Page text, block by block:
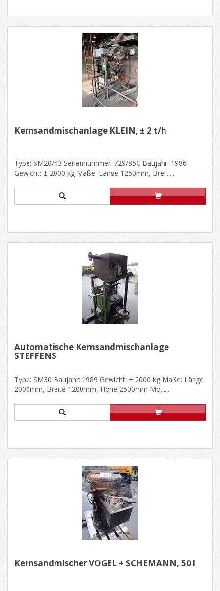
Kernsandmischanlage KLEIN, ± 2 t/h
Type: SM20/43 Seriennummer: 729/85C Baujahr: 1986
Gewicht: ± 2000 kg Maße: Länge 1250mm, Brei......
Automatische Kernsandmischanlage
STEFFENS
Type: SM30 Baujahr: 1989 Gewicht: ± 2000 kg Maße: Länge
2000mm, Breite 1200mm, Höhe 2500mm Mo......
Kernsandmischer VOGEL + SCHEMANN, 50 l